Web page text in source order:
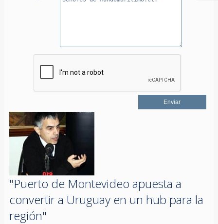
"Puerto de Montevideo apuesta a
convertir a Uruguay en un hub para la
región"